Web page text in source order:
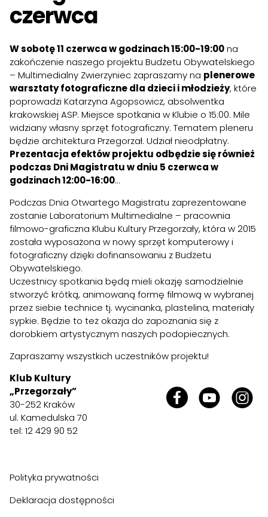
czerwca
W sobotę 11 czerwca w godzinach 15:00-19:00na
zakończenie naszego projektu Budżetu Obywatelskiego
– Multimedialny Zwierzyniec zapraszamy na plenerowe
warsztaty fotograficzne dla dzieci i młodzieży, które
poprowadzi Katarzyna Agopsowicz, absolwentka
krakowskiej ASP. Miejsce spotkania w Klubie o 15:00. Mile
widziany własny sprzęt fotograficzny. Tematem pleneru
będzie architektura Przegorzał. Udział nieodpłatny.
Prezentacja efektów projektu odbędzie się również
podczas Dni Magistratu w dniu 5 czerwca w
godzinach 12:00-16:00…
Podczas Dnia Otwartego Magistratu zaprezentowane
zostanie Laboratorium Multimedialne – pracownia
filmowo-graficzna Klubu Kultury Przegorzały, która w 2015
została wyposażona w nowy sprzęt komputerowy i
fotograficzny dzięki dofinansowaniu z Budżetu
Obywatelskiego.
Uczestnicy spotkania będą mieli okazję samodzielnie
stworzyć krótką, animowaną formę filmową w wybranej
przez siebie technice tj. wycinanka, plastelina, materiały
sypkie. Będzie to też okazja do zapoznania się z
dorobkiem artystycznym naszych podopiecznych.
Zapraszamy wszystkich uczestników projektu!
Klub Kultury
„Przegorzały”
30-252 Kraków
ul. Kamedulska 70
tel: 12 429 90 52
Polityka prywatności
Deklaracja dostępności